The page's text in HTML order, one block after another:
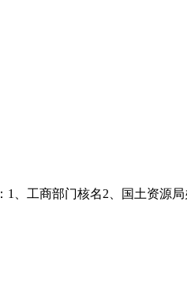
工商部门核名2、国土资源